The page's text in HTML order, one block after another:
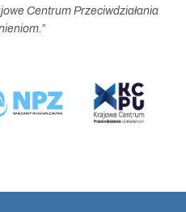
Centrum Przeciwdziałania
”